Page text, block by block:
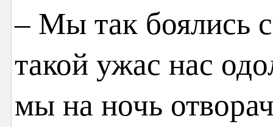
– Мы так боялись
такой ужас нас
мы на ночь